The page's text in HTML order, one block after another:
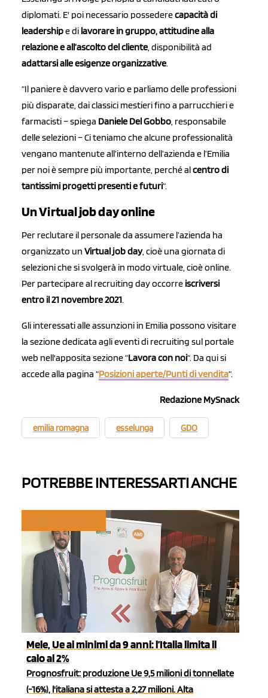
diplomati. E' poi necessario possederecapacità di
leadershipe di lavorare in gruppo, attitudine alla
relazione e all’ascolto del cliente, disponibilità ad
adattarsi alle esigenze organizzative.
“Il paniere è davvero vario e parliamo delle professioni
più disparate, dai classici mestieri fino a parrucchieri e
farmacisti – spiega Daniele Del Gobbo, responsabile
delle selezioni – Ci teniamo che alcune professionalità
vengano mantenute all’interno dell’azienda e l’Emilia
per noi è sempre più importante, perché alcentro di
tantissimi progetti presenti e futuri“.
Un Virtual job day online
Per reclutare il personale da assumere l’azienda ha
organizzato un Virtual job day, cioè una giornata di
selezioni che si svolgerà in modo virtuale, cioè online.
Per partecipare al recruiting day occorre iscriversi
entro il 21 novembre 2021.
Gli interessati alle assunzioni in Emilia possono visitare
la sezione dedicata agli eventi di recruiting sul portale
web nell'apposita sezione “Lavora con noi“. Da qui si
accede alla pagina “Posizioni aperte/Punti di vendita“.
Redazione MySnack
emilia romagna esselunga GDO
POTREBBE INTERESSARTI ANCHE
Mele, Ue ai minimi da 9 anni: l’Italia limita il
calo al 2%
Prognosfruit: produzione Ue 9,5 milioni di tonnellate
(-16%), l'italiana si attesta a 2,27 milioni. Alta